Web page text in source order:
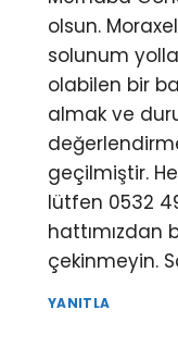
olsun.
solunum
olabilen bir
almak ve
geçilmiştir.
lütfen 0532
hattımızdan
çekinmeyin.
YANITLA